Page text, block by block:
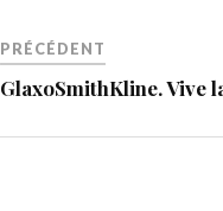
PRÉCÉDENT
GlaxoSmithKline. Vive